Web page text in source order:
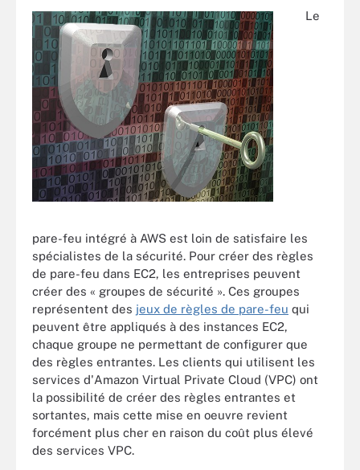
Le
pare-feu intégré à AWS est loin de satisfaire les
spécialistes de la sécurité. Pour créer des règles
de pare-feu dans EC2, les entreprises peuvent
créer des « groupes de sécurité ». Ces groupes
représentent des jeux de règles de pare-feu qui
peuvent être appliqués à des instances EC2,
chaque groupe ne permettant de configurer que
des règles entrantes. Les clients qui utilisent les
services d'Amazon Virtual Private Cloud (VPC) ont
la possibilité de créer des règles entrantes et
sortantes, mais cette mise en oeuvre revient
forcément plus cher en raison du coût plus élevé
des services VPC.